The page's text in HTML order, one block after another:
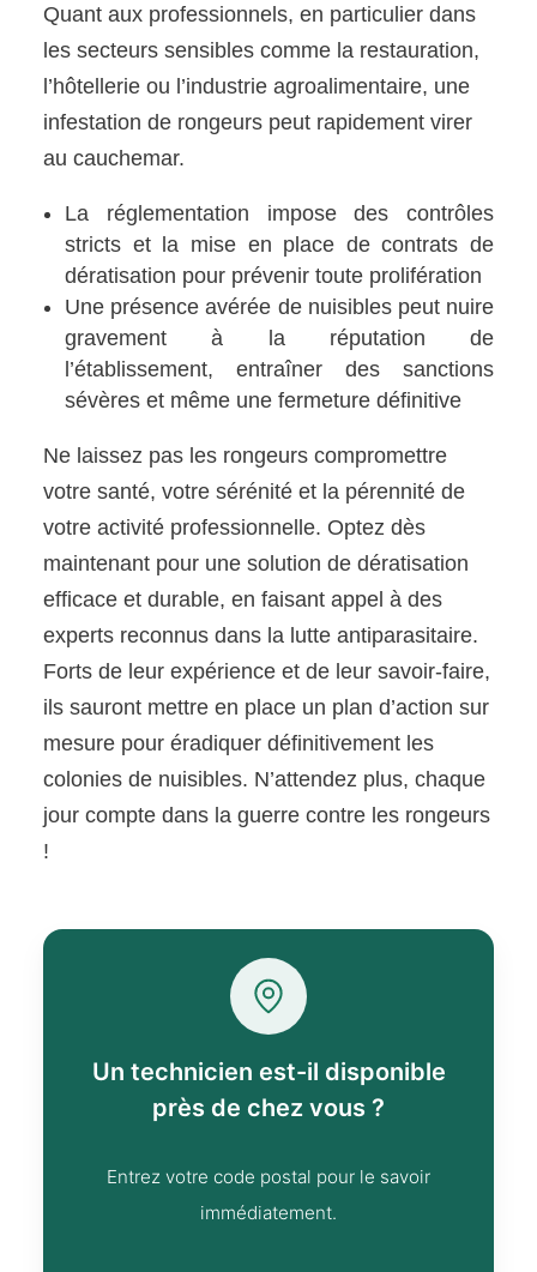
Quant aux professionnels, en particulier dans
les secteurs sensibles comme la restauration,
l’hôtellerie ou l’industrie agroalimentaire, une
infestation de rongeurs peut rapidement virer
au cauchemar.
La réglementation impose des contrôles
stricts et la mise en place de contrats de
dératisation pour prévenir toute prolifération
Une présence avérée de nuisibles peut nuire
gravement à la réputation de
l’établissement, entraîner des sanctions
sévères et même une fermeture définitive
Ne laissez pas les rongeurs compromettre
votre santé, votre sérénité et la pérennité de
votre activité professionnelle. Optez dès
maintenant pour une solution de dératisation
efficace et durable, en faisant appel à des
experts reconnus dans la lutte antiparasitaire.
Forts de leur expérience et de leur savoir-faire,
ils sauront mettre en place un plan d’action sur
mesure pour éradiquer définitivement les
colonies de nuisibles. N’attendez plus, chaque
jour compte dans la guerre contre les rongeurs
!
Un technicien est-il disponible
près de chez vous ?
Entrez votre code postal pour le savoir
immédiatement.